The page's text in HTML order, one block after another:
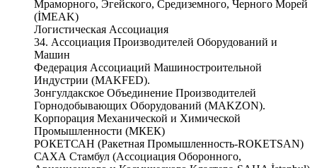
Мраморного, Эгейского, Средиземного, Черного Морей
(İMEAK)
Логистическая Ассоциация
34. Ассоциация Производителей Оборудований и
Машин
Федерация Ассоциаций Машиностроительной
Индустрии (MAKFED).
Зонгулдакское Объединение Производителей
Горнодобывающих Оборудований (MAKZON).
Kорпорация Механической и Химической
Промышленности (МКЕК)
РОКЕТСАН (Ракетная Промышленность-ROKETSAN)
САХА Стамбул (Ассоциация Оборонного,